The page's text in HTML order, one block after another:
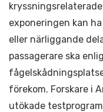
exponeringen kan
eller närliggande
passagerare ska
förekom. Forskare i
utökade